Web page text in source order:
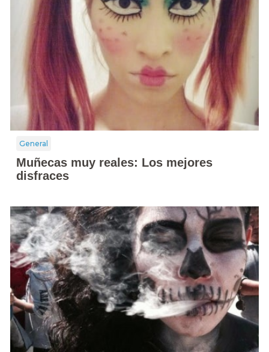
General
Muñecas muy reales: Los mejores
disfraces